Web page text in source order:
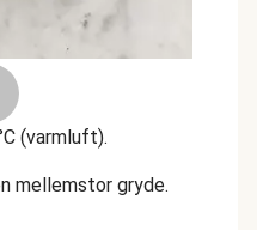
(varmluft).
mellemstor gryde.